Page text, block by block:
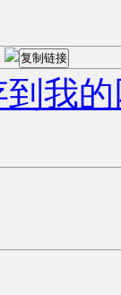
复制链接
到我